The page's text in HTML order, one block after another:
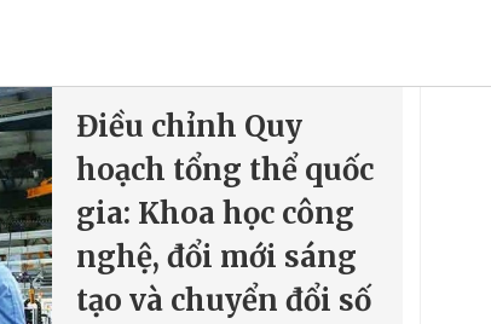
Điều chỉnh Quy
hoạch tổng thể quốc
gia: Khoa học công
nghệ, đổi mới sáng
tạo và chuyển đổi số